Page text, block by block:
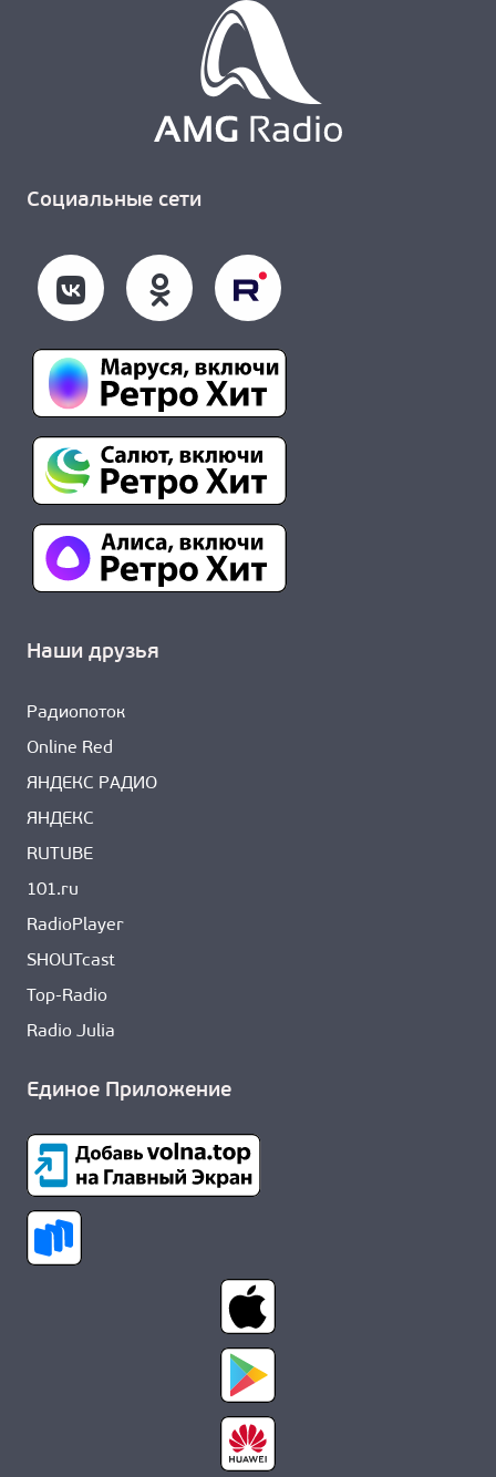
Социальные сети
Наши друзья
Радиопоток
Online Red
ЯНДЕКС РАДИО
ЯНДЕКС
RUTUBE
101.ru
RadioPlayer
SHOUTcast
Top-Radio
Radio Julia
Единое Приложение